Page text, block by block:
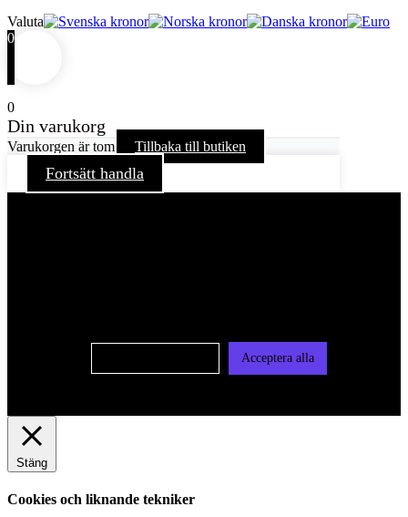
Valuta
0
0
Din varukorg
Varukorgen är tom Tillbaka till butiken
Fortsätt handla
Acceptera alla
Stäng
Cookies och liknande tekniker